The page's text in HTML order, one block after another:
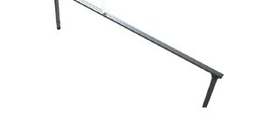
（税込）
オリジナル
本気プライス
アスクル フラッ
トファイル エコ